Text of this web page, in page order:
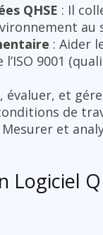
QHSE : Il
au
: Aider
9001
évaluer, et
de
Mesurer et
Logiciel